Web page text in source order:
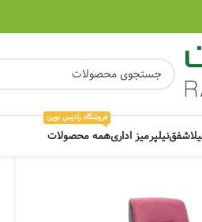
شفقنیلپرمیز اداریهمه محصولات
فروشگاه رادیس نوین